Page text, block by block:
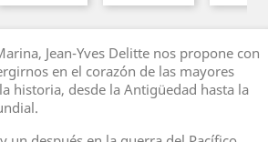
Jean-Yves Delitte nos propone con
en el corazón de las mayores
historia, desde la Antigüedad hasta la